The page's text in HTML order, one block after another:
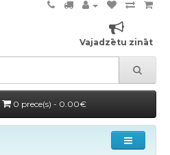
Vajadzētu zināt
0 prece(s) - 0.00€